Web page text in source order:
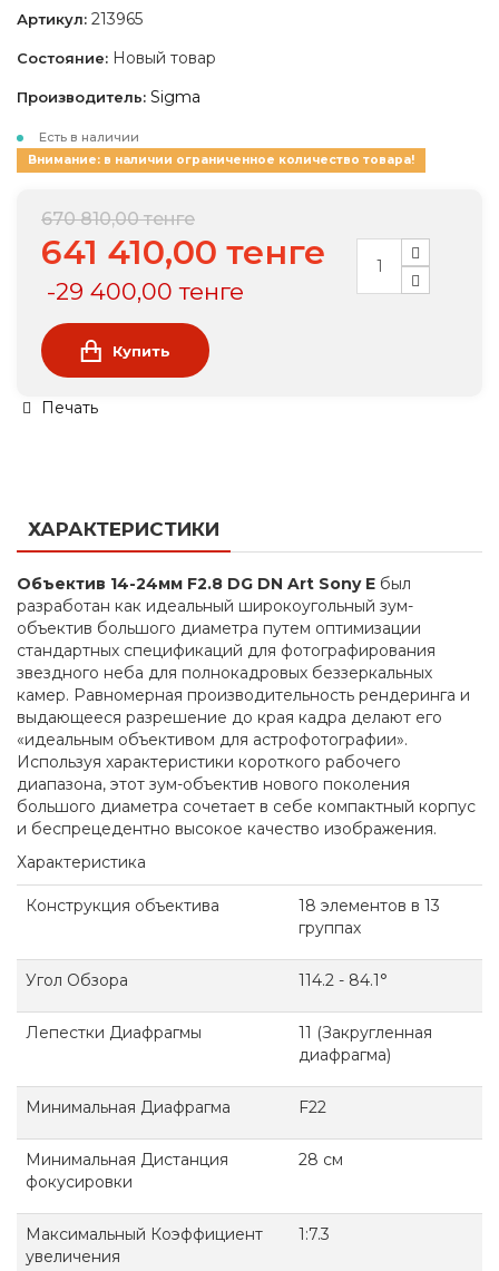
Артикул: 213965
Состояние: Новый товар
Производитель: Sigma
Есть в наличии
Внимание: в наличии ограниченное количество товара!
670 810,00 тенге
641 410,00 тенге
-29 400,00 тенге
Купить
Печать
ХАРАКТЕРИСТИКИ
Объектив 14-24мм F2.8 DG DN Art Sony E был
разработан как идеальный широкоугольный зум-
объектив большого диаметра путем оптимизации
стандартных спецификаций для фотографирования
звездного неба для полнокадровых беззеркальных
камер. Равномерная производительность рендеринга и
выдающееся разрешение до края кадра делают его
«идеальным объективом для астрофотографии».
Используя характеристики короткого рабочего
диапазона, этот зум-объектив нового поколения
большого диаметра сочетает в себе компактный корпус
и беспрецедентно высокое качество изображения.
Характеристика
Конструкция объектива
18 элементов в 13
группах
Угол Обзора 114.2 - 84.1°
Лепестки Диафрагмы
11 (Закругленная
диафрагма)
Минимальная Диафрагма F22
Минимальная Дистанция
фокусировки
28 см
Максимальный Коэффициент
увеличения
1:7.3